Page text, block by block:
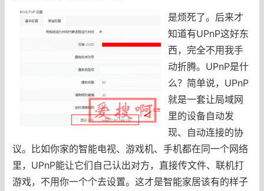
是烦死了。后来才
知道有UPnP这好东
西，完全不用我手
动折腾。UPnP是什
么？简单说，UPnP
就是一套让局域网
里的设备自动发
现、自动连接的协
议。比如你家的智能电视、游戏机、手机都在同一个网络
里，UPnP能让它们自己认出对方，直接传文件、联机打
游戏，不用你一个个去设置。这才是智能家居该有的样子